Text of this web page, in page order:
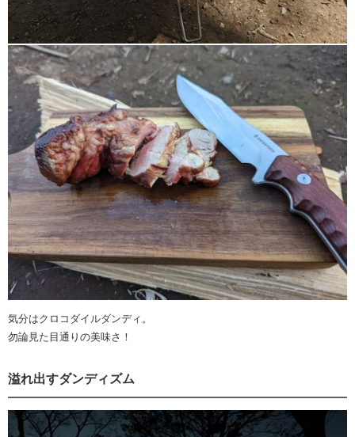
気分はクロコダイルダンディ。
勿論見た目通りの美味さ！
溢れ出すダンディズム